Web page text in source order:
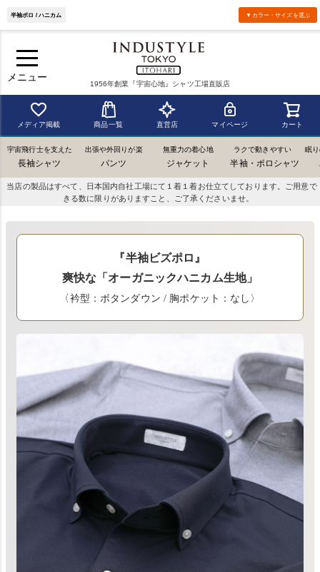
メニュー
1956年創業『宇宙心地』シャツ工場直販店
メディア掲載 商品一覧 直営店 マイページ カート
宇宙飛行士を支えた
長袖シャツ
出張や外回りが楽
パンツ
無重力の着心地
ジャケット
ラクで動きやすい
半袖・ポロシャツ
眠
当店の製品はすべて、日本国内自社工場にて１着１着お仕立てしております。ご用意で
きる数に限りがありますこと、ご了承くださいませ。
半袖ポロ / ハニカム ▼カラー・サイズを選ぶ
『半袖ビズポロ』
爽快な「オーガニックハニカム生地」
〈衿型：ボタンダウン / 胸ポケット：なし〉